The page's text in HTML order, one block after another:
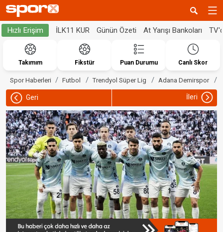
Hızlı Erişim İLK11 KUR Günün Özeti At Yarışı Bankoları
Takımım Fikstür Puan Durumu Canlı Skor
Spor Haberleri Futbol Trendyol Süper Lig Adana Demirspor
Geri İleri